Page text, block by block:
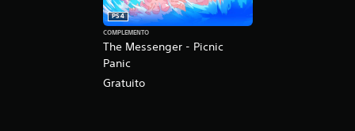
The Messenger - Picnic
Panic
PS4
COMPLEMENTO
Gratuito